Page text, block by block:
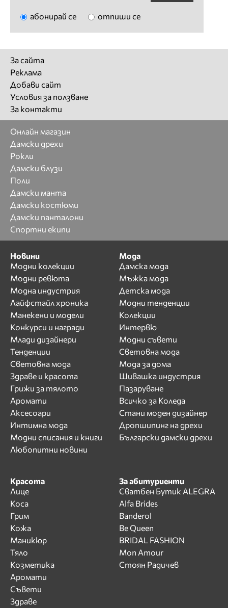
абонирай се отпиши се
За сайта
Реклама
Добави сайт
Условия за ползване
За контакти
Онлайн магазин
Дамски дрехи
Рокли
Дамски блузи
Поли
Дамски манта
Дамски костюми
Дамски панталони
Спортни екипи
Новини
Модни колекции
Модни ревюта
Модна индустрия
Лайфстайл хроника
Манекени и модели
Конкурси и награди
Млади дизайнери
Тенденции
Световна мода
Здраве и красота
Грижи за тялото
Аромати
Аксесоари
Интимна мода
Модни списания и книги
Любопитни новини
Мода
Дамска мода
Мъжка мода
Детска мода
Модни тенденции
Колекции
Интервю
Модни съвети
Световна мода
Мода за дома
Шивашка индустрия
Пазаруване
Всичко за Коледа
Стани моден дизайнер
Дропшипинг на дрехи
Български дамски дрехи
Красота
Лице
Коса
Грим
Кожа
Маникюр
Тяло
Козметика
Аромати
Съвети
Здраве
За абитуриенти
Сватбен Бутик ALEGRA
Alfa Brides
Banderol
Be Queen
BRIDAL FASHION
Mon Amour
Стоян Радичев